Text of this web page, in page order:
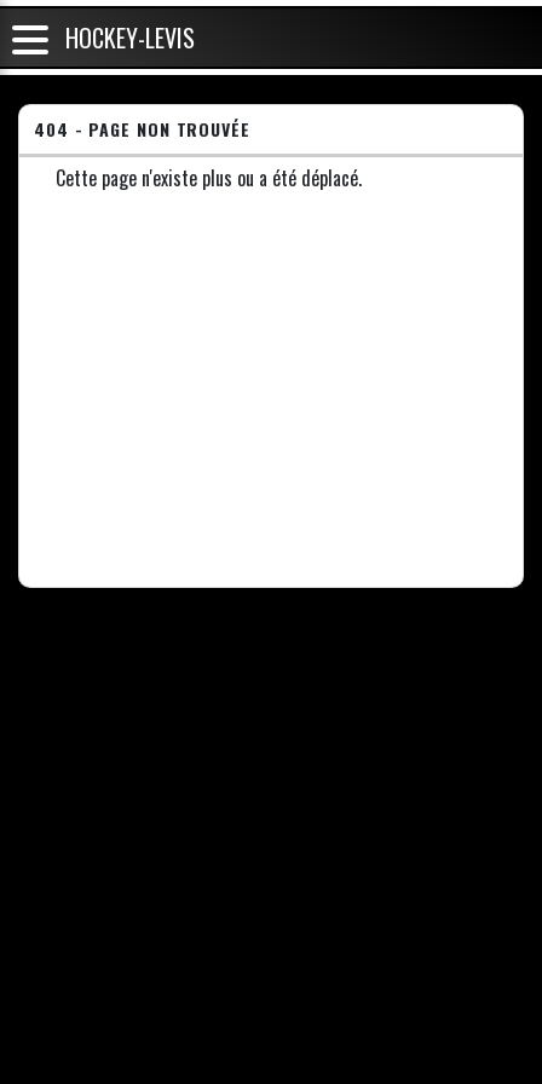
HOCKEY-LEVIS
404 - PAGE NON TROUVÉE
Cette page n'existe plus ou a été déplacé.